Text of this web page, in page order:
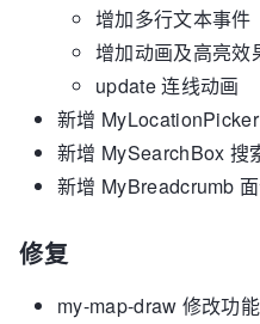
增加多行文本事件
增加动画及高亮效
update 连线动画
新增
新增 MySearchBox 搜
新增 MyBreadcrumb
修复
my-map-draw 修改功